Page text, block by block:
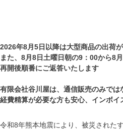
2026年8月5日以降は大型商品の出荷
また、8月8日土曜日朝の9：00から8
再開後順番にご返答いたします
有限会社谷川屋は、通信販売のみでは
経費精算が必要な方も安心、インボ
令和8年熊本地震により、被災された